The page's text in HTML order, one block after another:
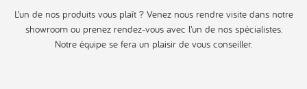
L’un de nos produits vous plaît ? Venez nous rendre visite dans notre
showroom ou prenez rendez-vous avec l’un de nos spécialistes.
Notre équipe se fera un plaisir de vous conseiller.